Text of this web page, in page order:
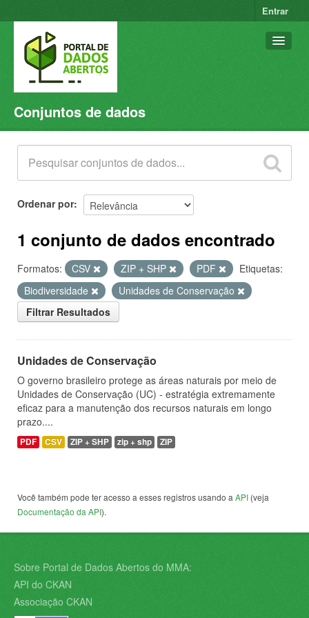
Entrar
Conjuntos de dados
Organizações
Grupos
Sobre
Conjuntos de dados
Ordenar por
1 conjunto de dados encontrado
Formatos: CSV ZIP + SHP PDF
Etiquetas:
Biodiversidade
Unidades de Conservação
Filtrar Resultados
Unidades de Conservação
O governo brasileiro protege as áreas naturais por meio de
Unidades de Conservação (UC) - estratégia extremamente
eficaz para a manutenção dos recursos naturais em longo
prazo....
PDF CSV ZIP + SHP zip + shp ZIP
Você também pode ter acesso a esses registros usando a API (veja
Documentação da API).
Sobre Portal de Dados Abertos do MMA:
API do CKAN
Associação CKAN